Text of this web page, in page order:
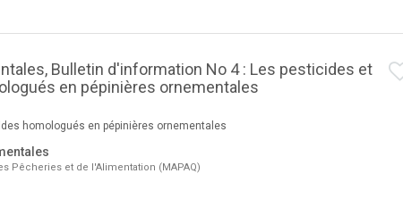
Bulletin d'information No 4 : Les pesticides et
en pépinières ornementales
homologués en pépinières ornementales
Pêcheries et de l'Alimentation (MAPAQ)